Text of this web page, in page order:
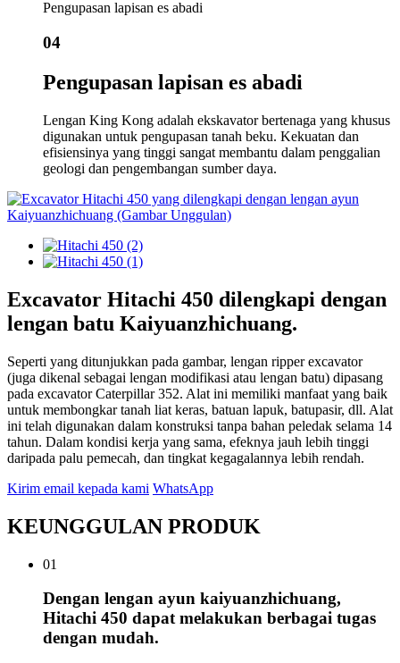
Pengupasan lapisan es abadi
04
Pengupasan lapisan es abadi
Lengan King Kong adalah ekskavator bertenaga yang khusus
digunakan untuk pengupasan tanah beku. Kekuatan dan
efisiensinya yang tinggi sangat membantu dalam penggalian
geologi dan pengembangan sumber daya.
Excavator Hitachi 450 dilengkapi dengan
lengan batu Kaiyuanzhichuang.
Seperti yang ditunjukkan pada gambar, lengan ripper excavator
(juga dikenal sebagai lengan modifikasi atau lengan batu) dipasang
pada excavator Caterpillar 352. Alat ini memiliki manfaat yang baik
untuk membongkar tanah liat keras, batuan lapuk, batupasir, dll. Alat
ini telah digunakan dalam konstruksi tanpa bahan peledak selama 14
tahun. Dalam kondisi kerja yang sama, efeknya jauh lebih tinggi
daripada palu pemecah, dan tingkat kegagalannya lebih rendah.
Kirim email kepada kami WhatsApp
KEUNGGULAN PRODUK
01
Dengan lengan ayun kaiyuanzhichuang,
Hitachi 450 dapat melakukan berbagai tugas
dengan mudah.